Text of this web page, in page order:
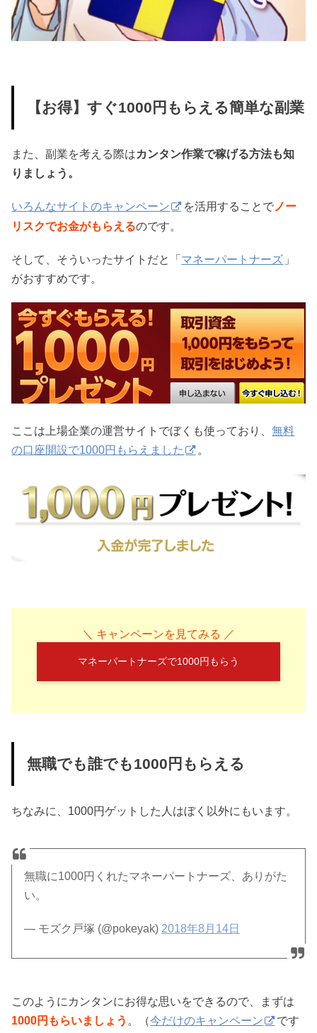
【お得】すぐ1000円もらえる簡単な副業
また、副業を考える際はカンタン作業で稼げる方法も知
りましょう。
いろんなサイトのキャンペーン を活用することで ノー
リスクでお金がもらえるのです。
そして、そういったサイトだと「 マネーパートナーズ 」
がおすすめです。
ここは上場企業の運営サイトでぼくも使っており、無料
の口座開設で1000円もらえました
。
＼ キャンペーンを見てみる ／
マネーパートナーズで1000円もらう
無職でも誰でも1000円もらえる
ちなみに、1000円ゲットした人はぼく以外にもいます。
無職に1000円くれたマネーパートナーズ、ありがた
い。
— モズク戸塚 (@pokeyak) 2018年8月14日
このようにカンタンにお得な思いをできるので、まずは
1000円もらいましょう 。（今だけのキャンペーン
です